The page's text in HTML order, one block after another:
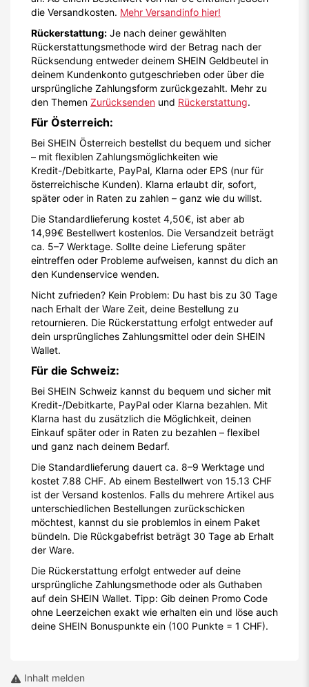
die Versandkosten. Mehr Versandinfo hier!
Rückerstattung: Je nach deiner gewählten
Rückerstattungsmethode wird der Betrag nach der
Rücksendung entweder deinem SHEIN Geldbeutel in
deinem Kundenkonto gutgeschrieben oder über die
ursprüngliche Zahlungsform zurückgezahlt. Mehr zu
den Themen Zurücksenden und Rückerstattung.
Für Österreich:
Bei SHEIN Österreich bestellst du bequem und sicher
– mit flexiblen Zahlungsmöglichkeiten wie
Kredit-/Debitkarte, PayPal, Klarna oder EPS (nur für
österreichische Kunden). Klarna erlaubt dir, sofort,
später oder in Raten zu zahlen – ganz wie du willst.
Die Standardlieferung kostet 4,50€, ist aber ab
14,99€ Bestellwert kostenlos. Die Versandzeit beträgt
ca. 5–7 Werktage. Sollte deine Lieferung später
eintreffen oder Probleme aufweisen, kannst du dich an
den Kundenservice wenden.
Nicht zufrieden? Kein Problem: Du hast bis zu 30 Tage
nach Erhalt der Ware Zeit, deine Bestellung zu
retournieren. Die Rückerstattung erfolgt entweder auf
dein ursprüngliches Zahlungsmittel oder dein SHEIN
Wallet.
Für die Schweiz:
Bei SHEIN Schweiz kannst du bequem und sicher mit
Kredit-/Debitkarte, PayPal oder Klarna bezahlen. Mit
Klarna hast du zusätzlich die Möglichkeit, deinen
Einkauf später oder in Raten zu bezahlen – flexibel
und ganz nach deinem Bedarf.
Die Standardlieferung dauert ca. 8–9 Werktage und
kostet 7.88 CHF. Ab einem Bestellwert von 15.13 CHF
ist der Versand kostenlos. Falls du mehrere Artikel aus
unterschiedlichen Bestellungen zurückschicken
möchtest, kannst du sie problemlos in einem Paket
bündeln. Die Rückgabefrist beträgt 30 Tage ab Erhalt
der Ware.
Die Rückerstattung erfolgt entweder auf deine
ursprüngliche Zahlungsmethode oder als Guthaben
auf dein SHEIN Wallet. Tipp: Gib deinen Promo Code
ohne Leerzeichen exakt wie erhalten ein und löse auch
deine SHEIN Bonuspunkte ein (100 Punkte = 1 CHF).
Inhalt melden